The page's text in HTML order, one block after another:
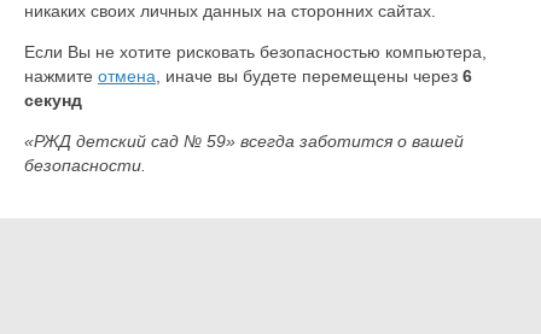
никаких своих личных данных на сторонних сайтах.
Если Вы не хотите рисковать безопасностью компьютера,
нажмите отмена , иначе вы будете перемещены через 6
секунд
«РЖД детский сад № 59» всегда заботится о вашей
безопасности.